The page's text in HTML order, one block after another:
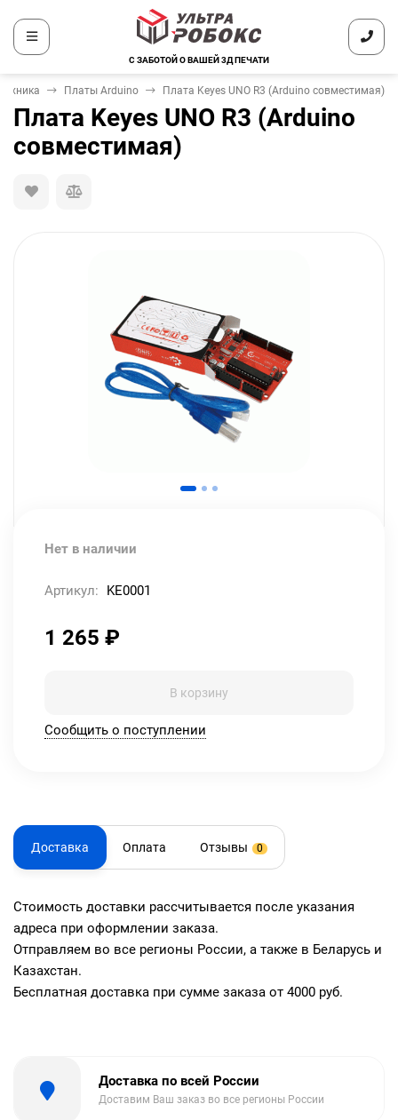
С ЗАБОТОЙ О ВАШЕЙ 3Д ПЕЧАТИ
Платы Arduino Плата Keyes UNO R3 (Arduino совместимая)
Плата Keyes UNO R3 (Arduino
совместимая)
Нет в наличии
Артикул: KE0001
1 265 ₽
В корзину
Сообщить о поступлении
Доставка Оплата Отзывы 0
Стоимость доставки рассчитывается после указания
адреса при оформлении заказа.
Отправляем во все регионы России, а также в Беларусь и
Казахстан.
Бесплатная доставка при сумме заказа от 4000 руб.
Доставка по всей России
Доставим Ваш заказ во все регионы России